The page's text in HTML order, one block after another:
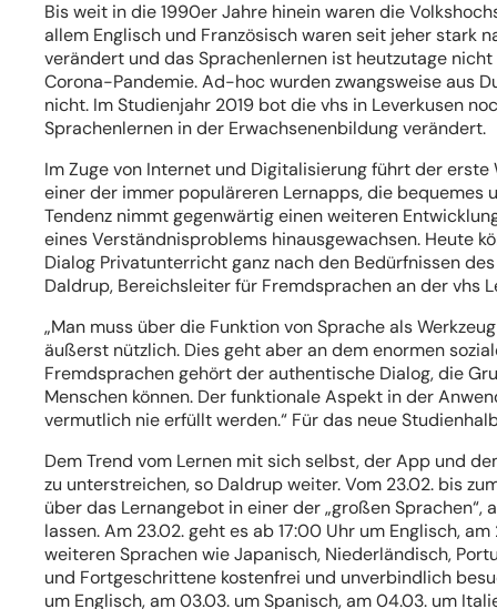
Bis weit in die 1990er Jahre hinein waren die
allem Englisch und Französisch waren seit jeher stark
verändert und das Sprachenlernen ist heutzutage
Corona-Pandemie. Ad-hoc wurden zwangsweise aus
nicht. Im Studienjahr 2019 bot die vhs in Leverkusen
Sprachenlernen in der Erwachsenenbildung verändert.
Im Zuge von Internet und Digitalisierung führt der
einer der immer populäreren Lernapps, die bequemes
Tendenz nimmt gegenwärtig einen weiteren
eines Verständnisproblems hinausgewachsen. Heute
Dialog Privatunterricht ganz nach den Bedürfnissen
Daldrup, Bereichsleiter für Fremdsprachen an der vhs
„Man muss über die Funktion von Sprache als
äußerst nützlich. Dies geht aber an dem enormen
Fremdsprachen gehört der authentische Dialog, die
Menschen können. Der funktionale Aspekt in der
vermutlich nie erfüllt werden.“ Für das neue
Dem Trend vom Lernen mit sich selbst, der App und
zu unterstreichen, so Daldrup weiter. Vom 23.02. bis
über das Lernangebot in einer der „großen
lassen. Am 23.02. geht es ab 17:00 Uhr um Englisch,
weiteren Sprachen wie Japanisch, Niederländisch,
und Fortgeschrittene kostenfrei und unverbindlich
um Englisch, am 03.03. um Spanisch, am 04.03. um